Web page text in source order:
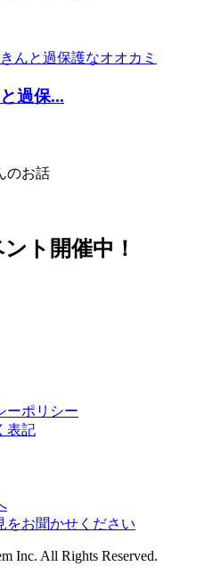
過保...
のお話
ト開催中！
ーポリシー
表記
をお聞かせください
Inc. All Rights Reserved.